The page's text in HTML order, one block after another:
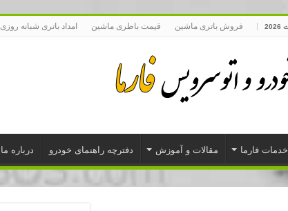
فروش باتری ماشین قیمت باطری ماشین امداد باتری شبانه روزی
خدمات فارما مقالات و آموزش دفترچه راهنمای خودرو درباره ما